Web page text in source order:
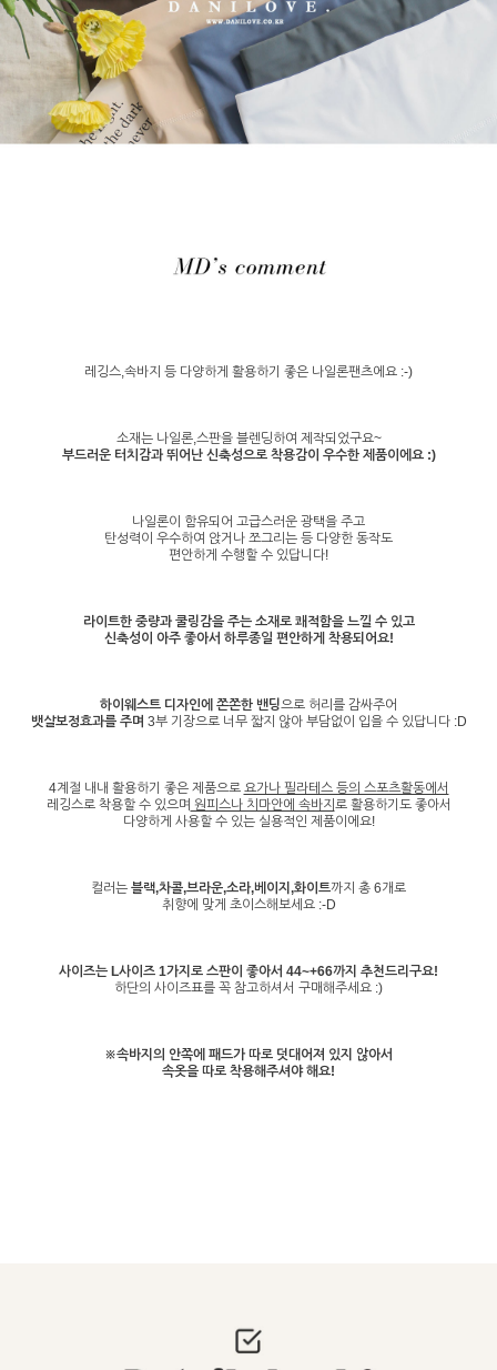
레깅스,속바지 등 다양하게 활용하기 좋은 나일론팬츠에요 :-)
소재는 나일론,스판을 블렌딩하여 제작되었구요~
부드러운 터치감과 뛰어난 신축성으로 착용감이 우수한 제품이에요 :)
나일론이 함유되어 고급스러운 광택을 주고
탄성력이 우수하여 앉거나 쪼그리는 등 다양한 동작도
편안하게 수행할 수 있답니다!
라이트한 중량과 쿨링감을 주는 소재로 쾌적함을 느낄 수 있고
신축성이 아주 좋아서 하루종일 편안하게 착용되어요!
하이웨스트 디자인에 쫀쫀한 밴딩으로 허리를 감싸주어
뱃살보정효과를 주며 3부 기장으로 너무 짧지 않아 부담없이 입을 수 있답니다 :D
4계절 내내 활용하기 좋은 제품으로 요가나 필라테스 등의 스포츠활동에서
레깅스로 착용할 수 있으며 원피스나 치마안에 속바지 로 활용하기도 좋아서
다양하게 사용할 수 있는 실용적인 제품이에요!
컬러는 블랙,차콜,브라운,소라,베이지,화이트까지 총 6개로
취향에 맞게 초이스해보세요 :-D
사이즈는 L사이즈 1가지로 스판이 좋아서 44~+66까지 추천드리구요!
하단의 사이즈표를 꼭 참고하셔서 구매해주세요 :)
※속바지의 안쪽에 패드가 따로 덧대어져 있지 않아서
속옷을 따로 착용해주셔야 해요!